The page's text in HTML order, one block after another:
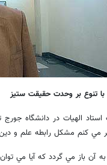
تنوع بر وحدت حقيقت ستيز
الهيات در دانشگاه
مي كنم مشكل رابطه علم و
آن باز مي گردد كه آيا مي